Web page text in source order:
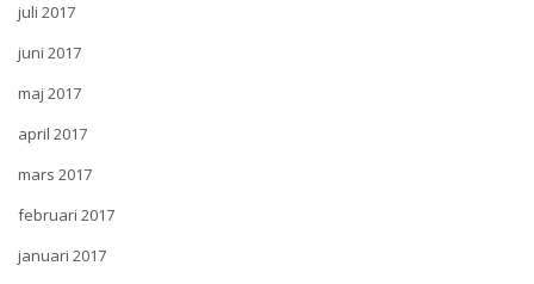
juli 2017
juni 2017
maj 2017
april 2017
mars 2017
februari 2017
januari 2017